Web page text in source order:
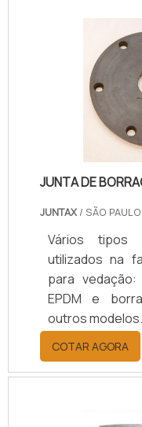
tecnologia
acordo com
vigentes.Os
por um
medição de
líquidos ou
utilizar o
JUNTA DE
JUNTAX / SÃO
Vários tipos
utilizados na
para vedação:
EPDM e
outros
borracha é
procurado, pois
a variações de
COTAR AGORA